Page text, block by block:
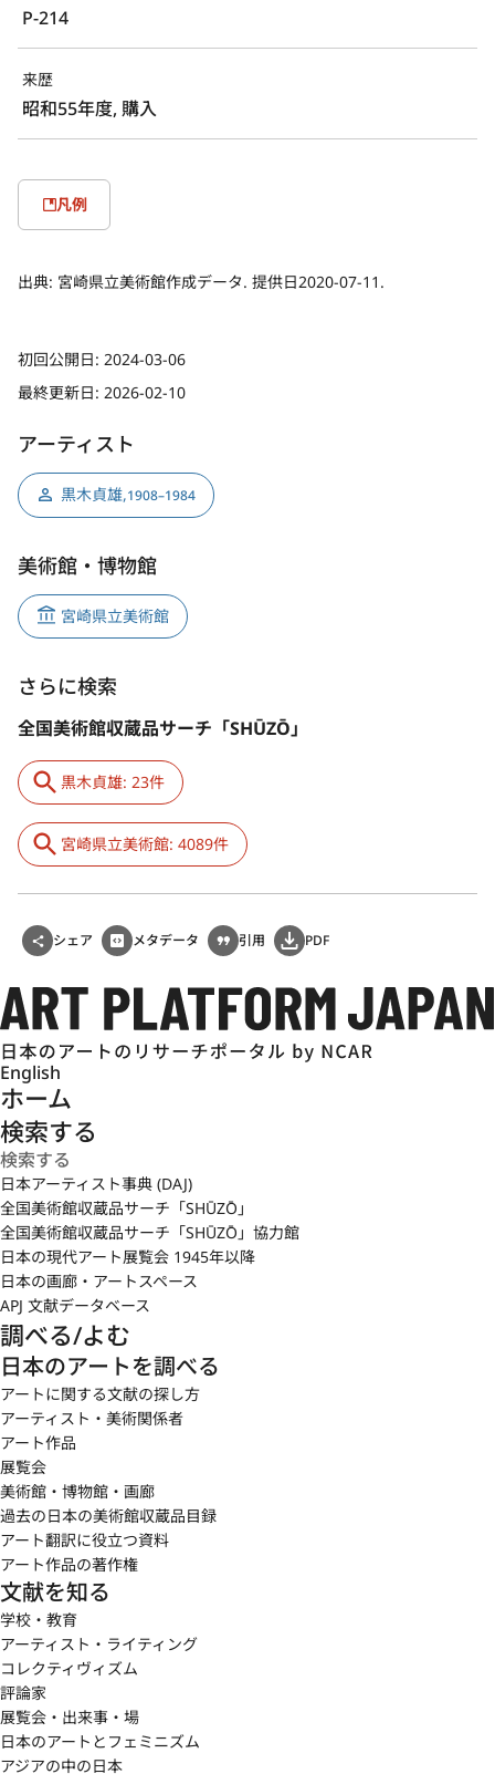
P-214
来歴
昭和55年度, 購入
凡例
出典: 宮崎県立美術館作成データ. 提供日2020-07-11.
初回公開日: 2024-03-06
最終更新日: 2026-02-10
アーティスト
黒木貞雄,1908–1984
美術館・博物館
宮崎県立美術館
さらに検索
全国美術館収蔵品サーチ「SHŪZŌ」
黒木貞雄: 23件
宮崎県立美術館: 4089件
シェア メタデータ 引用 PDF
English
ホーム
検索する
日本アーティスト事典 (DAJ)
全国美術館収蔵品サーチ「SHŪZŌ」
全国美術館収蔵品サーチ「SHŪZŌ」協力館
日本の現代アート展覧会 1945年以降
日本の画廊・アートスペース
APJ 文献データベース
調べる/よむ
日本のアートを調べる
アートに関する文献の探し方
アーティスト・美術関係者
アート作品
展覧会
美術館・博物館・画廊
過去の日本の美術館収蔵品目録
アート翻訳に役立つ資料
アート作品の著作権
文献を知る
学校・教育
アーティスト・ライティング
コレクティヴィズム
評論家
展覧会・出来事・場
日本のアートとフェミニズム
アジアの中の日本